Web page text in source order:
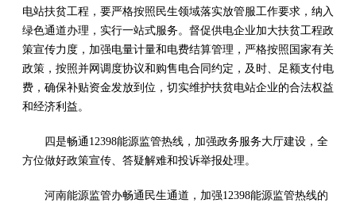
电站扶贫工程，要严格按照民生领域落实放管服工作要求，纳入
绿色通道办理，实行一站式服务。督促供电企业加大扶贫工程政
策宣传力度，加强电量计量和电费结算管理，严格按照国家有关
政策，按照并网调度协议和购售电合同约定，及时、足额支付电
费，确保补贴资金发放到位，切实维护扶贫电站企业的合法权益
和经济利益。
四是畅通12398能源监管热线，加强政务服务大厅建设，全
方位做好政策宣传、答疑解难和投诉举报处理。
河南能源监管办畅通民生通道，加强12398能源监管热线的